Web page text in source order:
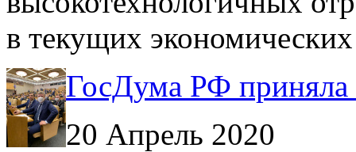
в текущих
ГосДума РФ приняла
20 Апрель 2020